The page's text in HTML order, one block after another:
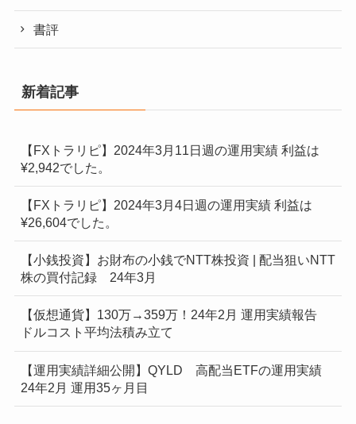
書評
新着記事
【FXトラリピ】2024年3月11日週の運用実績 利益は
¥2,942でした。
【FXトラリピ】2024年3月4日週の運用実績 利益は
¥26,604でした。
【小銭投資】お財布の小銭でNTT株投資 | 配当狙いNTT
株の買付記録 24年3月
【仮想通貨】130万→359万！24年2月 運用実績報告
ドルコスト平均法積み立て
【運用実績詳細公開】QYLD 高配当ETFの運用実績
24年2月 運用35ヶ月目